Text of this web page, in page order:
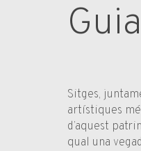
Sitges,
artístiques
d’aquest
qual una